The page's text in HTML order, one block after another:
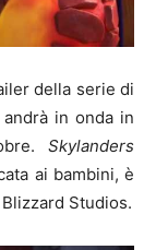
della serie di
in onda in
Skylanders
ai bambini, è
Studios.